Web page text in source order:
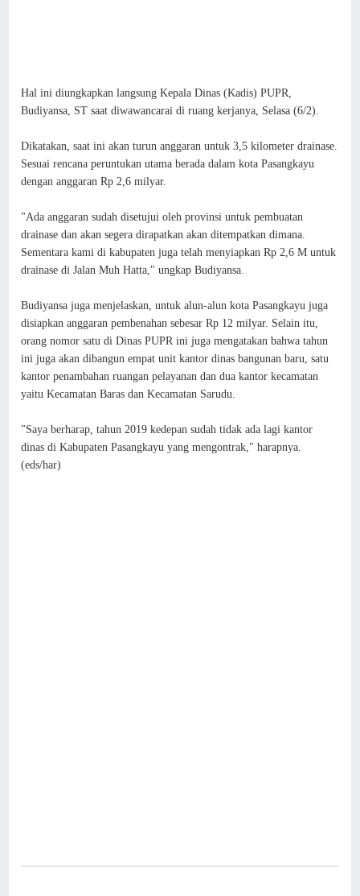
Hal ini diungkapkan langsung Kepala Dinas (Kadis) PUPR,
Budiyansa, ST saat diwawancarai di ruang kerjanya, Selasa (6/2).
Dikatakan, saat ini akan turun anggaran untuk 3,5 kilometer drainase.
Sesuai rencana peruntukan utama berada dalam kota Pasangkayu
dengan anggaran Rp 2,6 milyar.
"Ada anggaran sudah disetujui oleh provinsi untuk pembuatan
drainase dan akan segera dirapatkan akan ditempatkan dimana.
Sementara kami di kabupaten juga telah menyiapkan Rp 2,6 M untuk
drainase di Jalan Muh Hatta," ungkap Budiyansa.
Budiyansa juga menjelaskan, untuk alun-alun kota Pasangkayu juga
disiapkan anggaran pembenahan sebesar Rp 12 milyar. Selain itu,
orang nomor satu di Dinas PUPR ini juga mengatakan bahwa tahun
ini juga akan dibangun empat unit kantor dinas bangunan baru, satu
kantor penambahan ruangan pelayanan dan dua kantor kecamatan
yaitu Kecamatan Baras dan Kecamatan Sarudu.
"Saya berharap, tahun 2019 kedepan sudah tidak ada lagi kantor
dinas di Kabupaten Pasangkayu yang mengontrak," harapnya.
(eds/har)